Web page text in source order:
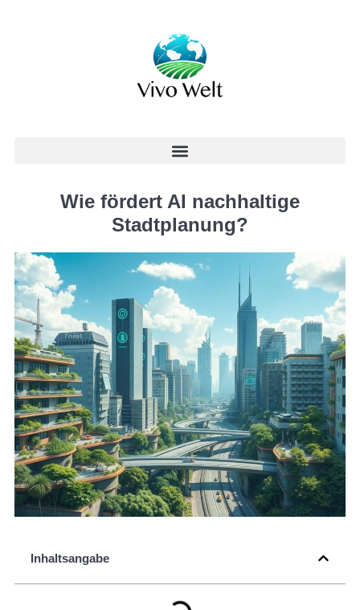
Wie fördert AI nachhaltige
Stadtplanung?
Inhaltsangabe